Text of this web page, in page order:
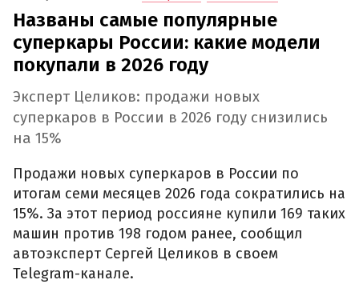
Названы самые популярные
суперкары России: какие модели
покупали в 2026 году
Эксперт Целиков: продажи новых
суперкаров в России в 2026 году снизились
на 15%
Продажи новых суперкаров в России по
итогам семи месяцев 2026 года сократились на
15%. За этот период россияне купили 169 таких
машин против 198 годом ранее, сообщил
автоэксперт Сергей Целиков в своем
Telegram-канале.